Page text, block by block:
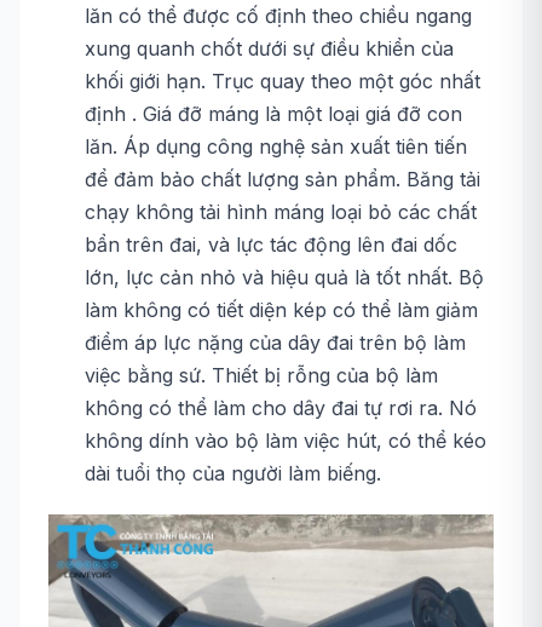
lăn có thể được cố định theo chiều ngang
xung quanh chốt dưới sự điều khiển của
khối giới hạn. Trục quay theo một góc nhất
định . Giá đỡ máng là một loại giá đỡ con
lăn. Áp dụng công nghệ sản xuất tiên tiến
để đảm bảo chất lượng sản phẩm. Băng tải
chạy không tải hình máng loại bỏ các chất
bẩn trên đai, và lực tác động lên đai dốc
lớn, lực cản nhỏ và hiệu quả là tốt nhất. Bộ
làm không có tiết diện kép có thể làm giảm
điểm áp lực nặng của dây đai trên bộ làm
việc bằng sứ. Thiết bị rỗng của bộ làm
không có thể làm cho dây đai tự rơi ra. Nó
không dính vào bộ làm việc hút, có thể kéo
dài tuổi thọ của người làm biếng.